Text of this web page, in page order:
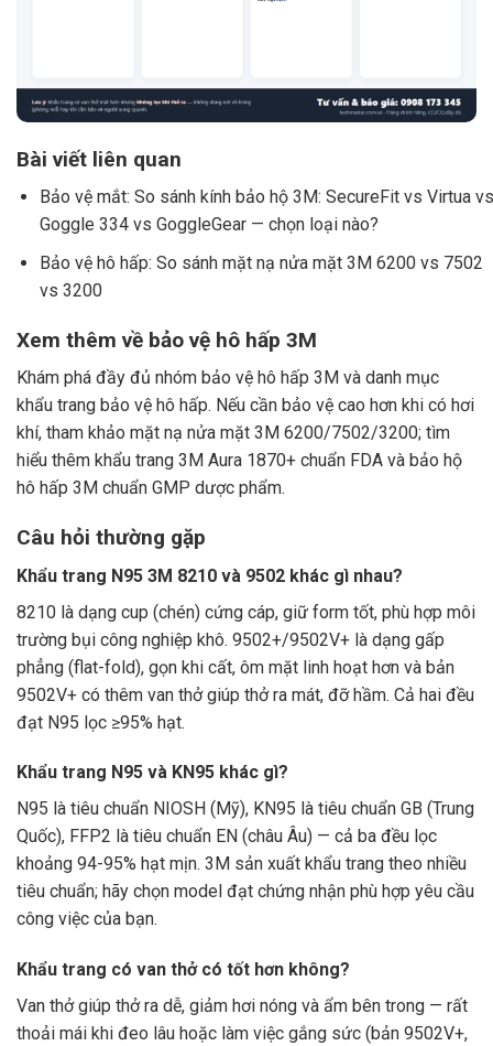
Bài viết liên quan
Bảo vệ mắt: So sánh kính bảo hộ 3M: SecureFit vs Virtua vs
Goggle 334 vs GoggleGear — chọn loại nào?
Bảo vệ hô hấp: So sánh mặt nạ nửa mặt 3M 6200 vs 7502
vs 3200
Xem thêm về bảo vệ hô hấp 3M
Khám phá đầy đủ nhóm bảo vệ hô hấp 3M và danh mục
khẩu trang bảo vệ hô hấp. Nếu cần bảo vệ cao hơn khi có hơi
khí, tham khảo mặt nạ nửa mặt 3M 6200/7502/3200; tìm
hiểu thêm khẩu trang 3M Aura 1870+ chuẩn FDA và bảo hộ
hô hấp 3M chuẩn GMP dược phẩm.
Câu hỏi thường gặp
Khẩu trang N95 3M 8210 và 9502 khác gì nhau?
8210 là dạng cup (chén) cứng cáp, giữ form tốt, phù hợp môi
trường bụi công nghiệp khô. 9502+/9502V+ là dạng gấp
phẳng (flat-fold), gọn khi cất, ôm mặt linh hoạt hơn và bản
9502V+ có thêm van thở giúp thở ra mát, đỡ hầm. Cả hai đều
đạt N95 lọc ≥95% hạt.
Khẩu trang N95 và KN95 khác gì?
N95 là tiêu chuẩn NIOSH (Mỹ), KN95 là tiêu chuẩn GB (Trung
Quốc), FFP2 là tiêu chuẩn EN (châu Âu) — cả ba đều lọc
khoảng 94-95% hạt mịn. 3M sản xuất khẩu trang theo nhiều
tiêu chuẩn; hãy chọn model đạt chứng nhận phù hợp yêu cầu
công việc của bạn.
Khẩu trang có van thở có tốt hơn không?
Van thở giúp thở ra dễ, giảm hơi nóng và ẩm bên trong — rất
thoải mái khi đeo lâu hoặc làm việc gắng sức (bản 9502V+,